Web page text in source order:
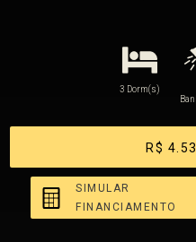
3 Dorm(s)
R$
SIMULAR
FINANCIAMENTO